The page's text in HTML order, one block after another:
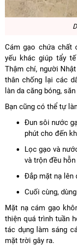
Cám gạo chứa chất
yếu khác giúp tẩy
Thậm chí, người
thân chống lại các
làn da căng bóng,
Bạn cũng có thể tự
Đun sôi nước
phút cho đến
Lọc gạo và
và trộn đều
Đắp mặt nạ lên
Cuối cùng,
Mặt nạ cám gạo
thiện quá trình tuần
tác dụng làm sáng
mặt trời gây ra.